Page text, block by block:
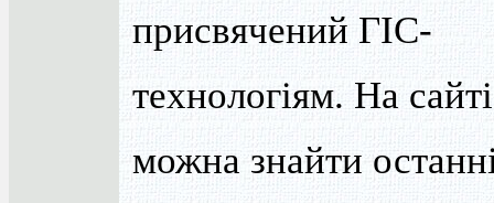
присвячений ГІС-
технологіям. На сайті
можна знайти